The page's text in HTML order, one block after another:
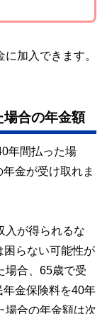
加入できます。
場合の年金額
年間払った場
金が受け取れま
入が得られるな
困らない可能性が
場合、65歳で受
金保険料を40年
場合の年金額は次